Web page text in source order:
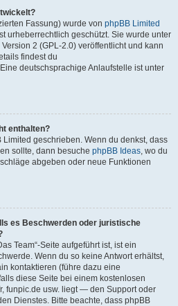
Fassung) wurde von phpBB Limited
urheberrechtlich geschützt. Sie wurde unter
2 (GPL-2.0) veröffentlicht und kann
findest du
deutschsprachige Anlaufstelle ist unter
enthalten?
geschrieben. Wenn du denkst, dass
sollte, dann besuche phpBB Ideas, wo du
abgeben oder neue Funktionen
es Beschwerden oder juristische
Team“-Seite aufgeführt ist, ist ein
Wenn du so keine Antwort erhältst,
kontaktieren (führe dazu eine
diese Seite bei einem kostenlosen
funpic.de usw. liegt — den Support oder
Dienstes. Bitte beachte, dass phpBB